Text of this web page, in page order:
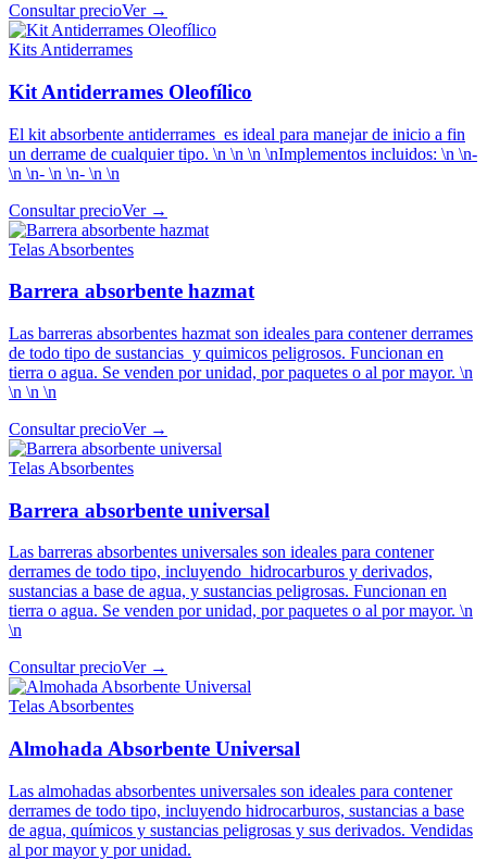
Consultar precioVer →
Kits Antiderrames
Kit Antiderrames Oleofílico
El kit absorbente antiderrames es ideal para manejar de inicio a fin
un derrame de cualquier tipo. \n \n \n \nImplementos incluidos: \n \n-
\n \n- \n \n- \n \n
Consultar precioVer →
Telas Absorbentes
Barrera absorbente hazmat
Las barreras absorbentes hazmat son ideales para contener derrames
de todo tipo de sustancias y quimicos peligrosos. Funcionan en
tierra o agua. Se venden por unidad, por paquetes o al por mayor. \n
\n \n \n
Consultar precioVer →
Telas Absorbentes
Barrera absorbente universal
Las barreras absorbentes universales son ideales para contener
derrames de todo tipo, incluyendo hidrocarburos y derivados,
sustancias a base de agua, y sustancias peligrosas. Funcionan en
tierra o agua. Se venden por unidad, por paquetes o al por mayor. \n
\n
Consultar precioVer →
Telas Absorbentes
Almohada Absorbente Universal
Las almohadas absorbentes universales son ideales para contener
derrames de todo tipo, incluyendo hidrocarburos, sustancias a base
de agua, químicos y sustancias peligrosas y sus derivados. Vendidas
al por mayor y por unidad.